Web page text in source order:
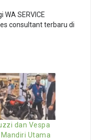
SERVICE
consultant terbaru di
dan Vespa
Utama